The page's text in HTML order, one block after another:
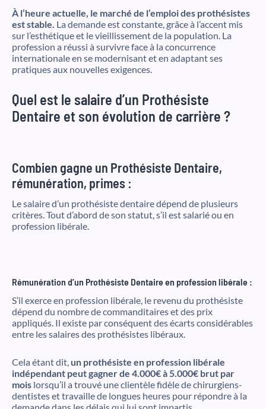
À l’heure actuelle, le marché de l’emploi des prothésistes
est stable. La demande est constante, grâce à l’accent mis
sur l’esthétique et le vieillissement de la population. La
profession a réussi à survivre face à la concurrence
internationale en se modernisant et en adaptant ses
pratiques aux nouvelles exigences.
Quel est le salaire d’un Prothésiste
Dentaire et son évolution de carrière ?
Combien gagne un Prothésiste Dentaire,
rémunération, primes :
Le salaire d’un prothésiste dentaire dépend de plusieurs
critères. Tout d’abord de son statut, s’il est salarié ou en
profession libérale.
Rémunération d’un Prothésiste Dentaire en profession libérale :
S’il exerce en profession libérale, le revenu du prothésiste
dépend du nombre de commanditaires et des prix
appliqués. Il existe par conséquent des écarts considérables
entre les salaires des prothésistes libéraux.
Cela étant dit, un prothésiste en profession libérale
indépendant peut gagner de 4.000€ à 5.000€ brut par
mois lorsqu’il a trouvé une clientèle fidèle de chirurgiens-
dentistes et travaille de longues heures pour répondre à la